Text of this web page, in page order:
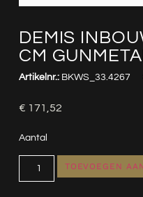
DEMIS
CM
Artikelnr.: BKWS_33.4267
€ 171,52
Aantal
TOEVOEGEN